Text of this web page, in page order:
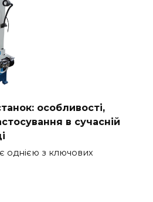
особливості,
в сучасній
однією з ключових